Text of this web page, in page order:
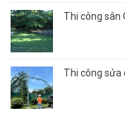
Thi công sân
Thi công sửa